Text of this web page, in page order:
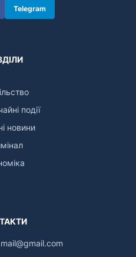
Telegram
події
новини